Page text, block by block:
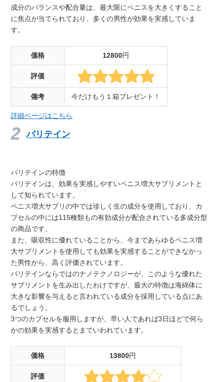
成分のバランスや配合量は、最大限にペニスを大きくすること
に焦点が当てられており、多くの男性が効果を実感していま
す。
価格 12800円
評価
備考 今だけもう１箱プレゼント！
詳細ページはこちら
バリテイン
バリテインの特徴
バリテインは、効果を実感しやすいペニス増大サプリメントと
して知られています。
ペニス増大サプリの中では珍しく生の成分を使用しており、カ
プセルの中には115種類もの有効成分が配合されている多成分型
の商品です。
また、吸収性に優れていることから、今まであらゆるペニス増
大サプリメントを使用しても効果を実感することができなかっ
た男性から、高く評価されています。
バリテインならではのナノテクノロジーが、このような優れた
サプリメントを生み出したわけですが、最大の特徴は海綿体に
大きな影響を与えると言われている成分を採用している点にあ
るでしょう。
3つのカプセルを服用しますが、早い人であれば3日ほどで何ら
かの効果を実感するとまでいわれています。
価格 13800円
評価